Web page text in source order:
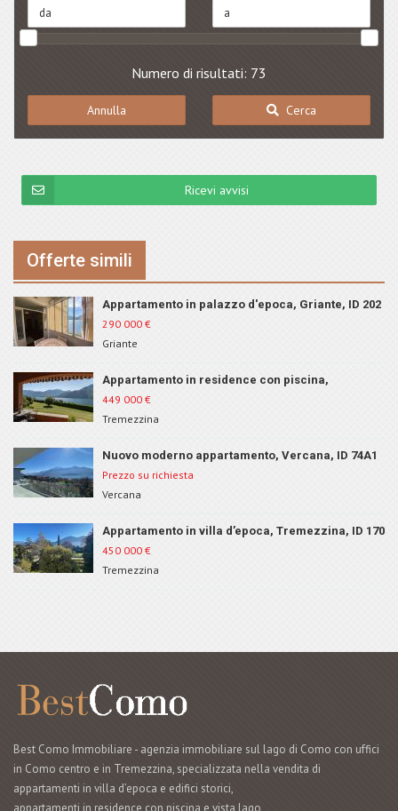
Numero di risultati: 73
Annulla Cerca
Ricevi avvisi
Offerte simili
Appartamento in palazzo d'epoca, Griante, ID 202
290 000 €
Griante
Appartamento in residence con piscina,
Tremezzina, ID 262
449 000 €
Tremezzina
Nuovo moderno appartamento, Vercana, ID 74A1
Prezzo su richiesta
Vercana
Appartamento in villa d’epoca, Tremezzina, ID 170
450 000 €
Tremezzina
Best Como Immobiliare - agenzia immobiliare sul lago di Como con uffici
in Como centro e in Tremezzina, specializzata nella vendita di
appartamenti in villa d’epoca e edifici storici,
appartamenti in residence con piscina e vista lago,